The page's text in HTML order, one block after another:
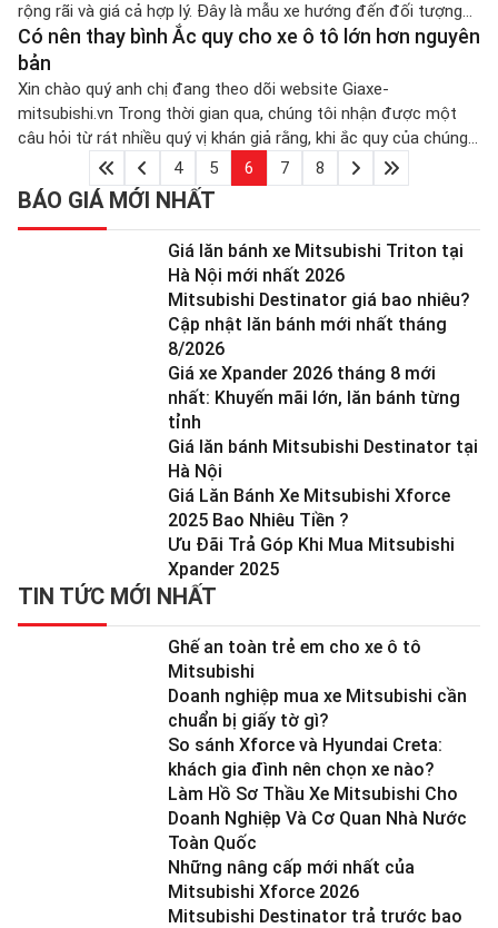
rộng rãi và giá cả hợp lý. Đây là mẫu xe hướng đến đối tượng
gia đình và người dùng kinh doanh dịch vụ vận tải, mang lại sự
tiện nghi […]
Có nên thay bình Ắc quy cho xe ô tô lớn hơn nguyên
bản
Xin chào quý anh chị đang theo dõi website Giaxe-
mitsubishi.vn Trong thời gian qua, chúng tôi nhận được một
câu hỏi từ rát nhiều quý vị khán giả rằng, khi ắc quy của chúng
ta bị hư hỏng, bị chết chúng ta muốn thay ắc quy bằng loại có
dung lượng lớn hơn so với […]
4 5 6 7 8
BÁO GIÁ MỚI NHẤT
Giá lăn bánh xe Mitsubishi Triton tại
Hà Nội mới nhất 2026
Mitsubishi Destinator giá bao nhiêu?
Cập nhật lăn bánh mới nhất tháng
8/2026
Giá xe Xpander 2026 tháng 8 mới
nhất: Khuyến mãi lớn, lăn bánh từng
tỉnh
Giá lăn bánh Mitsubishi Destinator tại
Hà Nội
Giá Lăn Bánh Xe Mitsubishi Xforce
2025 Bao Nhiêu Tiền ?
Ưu Đãi Trả Góp Khi Mua Mitsubishi
Xpander 2025
TIN TỨC MỚI NHẤT
Ghế an toàn trẻ em cho xe ô tô
Mitsubishi
Doanh nghiệp mua xe Mitsubishi cần
chuẩn bị giấy tờ gì?
So sánh Xforce và Hyundai Creta:
khách gia đình nên chọn xe nào?
Làm Hồ Sơ Thầu Xe Mitsubishi Cho
Doanh Nghiệp Và Cơ Quan Nhà Nước
Toàn Quốc
Những nâng cấp mới nhất của
Mitsubishi Xforce 2026
Mitsubishi Destinator trả trước bao